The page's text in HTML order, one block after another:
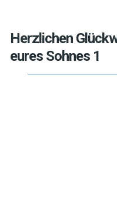
Herzlichen
eures Sohnes 1